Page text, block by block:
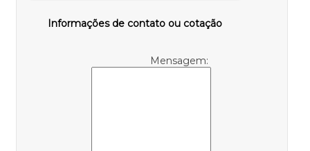
Informações de contato ou cotação
Mensagem: